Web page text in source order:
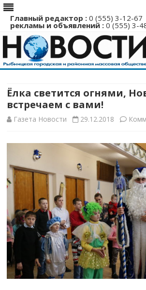
Главный редактор : 0 (555) 3-
рекламы и объявлений : 0 (555) 3-
Перейти
Ёлка светится огнями,
встречаем с вами!
Газета Новости 29.12.2018